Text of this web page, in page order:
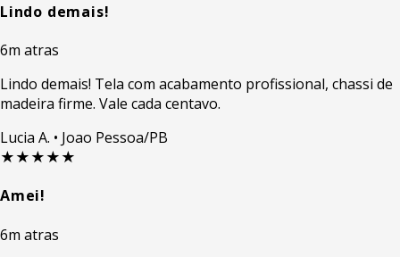
Lindo demais!
6m atras
Lindo demais! Tela com acabamento profissional, chassi de
madeira firme. Vale cada centavo.
Lucia A. • Joao Pessoa/PB
★★★★★
Amei!
6m atras